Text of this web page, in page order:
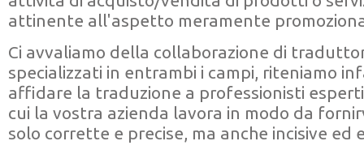
attinente all'aspetto meramente
Ci avvaliamo della collaborazione di
specializzati in entrambi i campi, riteniamo
affidare la traduzione a professionisti
cui la vostra azienda lavora in modo da
solo corrette e precise, ma anche incisive ed